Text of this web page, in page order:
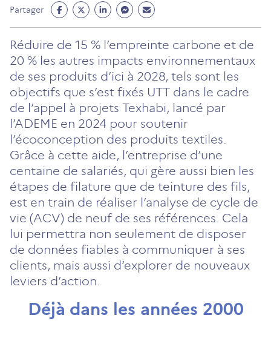
Partager
Partage
Facebook
(ouvre
un
nouvel
onglet)
Partage
Twitter
(ouvre
un
nouvel
onglet)
Partage
Linkedin
(ouvre
un
nouvel
onglet)
Partage
Messenger
(ouvre
un
nouvel
onglet)
Partage
Mail
(ouvre
un
nouvel
onglet)
Réduire de 15 % l’empreinte carbone et de
20 % les autres impacts environnementaux
de ses produits d’ici à 2028, tels sont les
objectifs que s’est fixés UTT dans le cadre
de l’appel à projets Texhabi, lancé par
l’ADEME en 2024 pour soutenir
l’écoconception des produits textiles.
Grâce à cette aide, l’entreprise d’une
centaine de salariés, qui gère aussi bien les
étapes de filature que de teinture des fils,
est en train de réaliser l’analyse de cycle de
vie (ACV) de neuf de ses références. Cela
lui permettra non seulement de disposer
de données fiables à communiquer à ses
clients, mais aussi d’explorer de nouveaux
leviers d’action.
Déjà dans les années 2000